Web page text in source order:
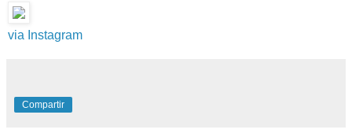
via Instagram
Compartir